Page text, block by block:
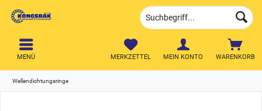
WARENKORB
MERKZETTEL MEIN KONTO
MENÜ
Wellendichtungsringe